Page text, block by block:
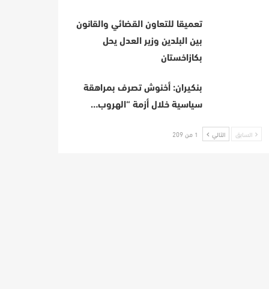
تعميقا للتعاون القضائي والقانون
بين البلدين وزير العدل يحل
بكازاخستان
بنكيران: أخنوش تصرف بمراهقة
سياسية خلال أزمة “الهروب…
السابق التالي 1 من 209